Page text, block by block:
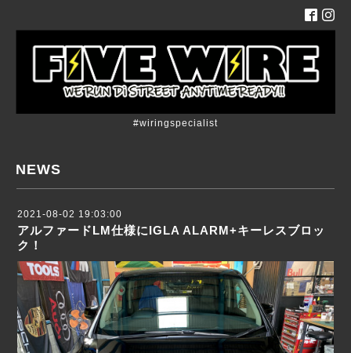
#wiringspecialist
NEWS
2021-08-02 19:03:00
アルファードLM仕様にIGLA ALARM+キーレスブロッ
ク！